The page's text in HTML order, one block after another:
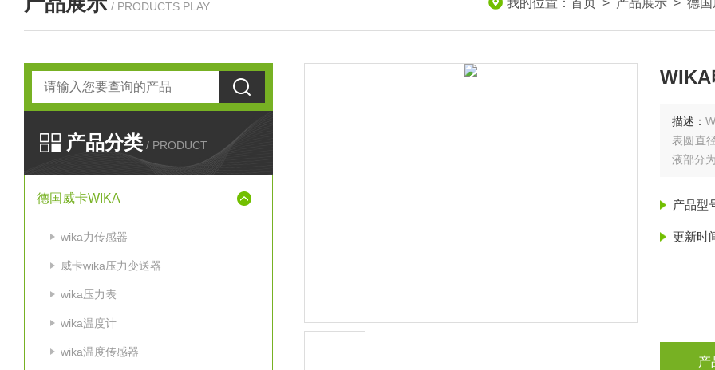
/ PRODUCTS PLAY 我的位置： 首页 > 产品展示 > 德国
产品分类 / PRODUCT
德国威卡WIKA
wika力传感器
威卡wika压力变送器
wika压力表
wika温度计
wika温度传感器
WIKA
描述：
表圆直
液部分
产品型
更新时
产